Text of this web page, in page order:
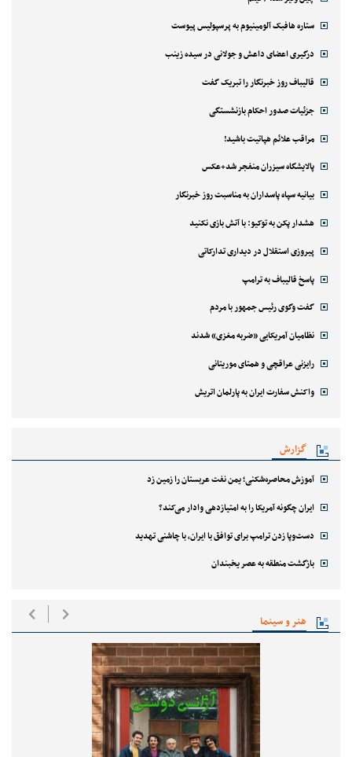
ستاره هافبک آلومینیوم به پرسپولیس پیوست
درگیری اعضای داعش و جولانی در سیده زینب
قالیباف روز خبرنگار را تبریک گفت
جزئیات صدور احکام بازنشستگی
مراقب علائم هپاتیت باشید!
پالایشگاه سیزران منفجر شد+عکس
بیانیه سپاه پاسداران به مناسبت روز خبرنگار
هشدار پکن به توکیو: با آتش بازی نکنید
پیروزی استقلال در دیداری تدارکاتی
پاسخ قالیباف به ترامپ
گفت وگوی رئیس جمهور با مردم
نظامیان آمریکایی «ضربه مغزی» شدند
رایزنی عراقچی و همتای موریتانی
واکنش سفارت ایران به پارلمان اتریش
گزارش
آموزش محاصره‌شکنی؛ یمن نفت عربستان را زمین زد
ایران چگونه آمریکا را به امتیازدهی وادار می‌کند؟
دست‌وپا زدن ترامپ برای توافق با ایران، با چاشنی تهدید
بازگشت منطقه به عصر یخبندان
هنر و سینما